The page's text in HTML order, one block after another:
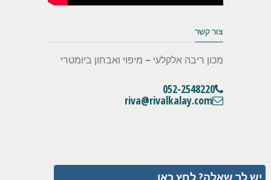
צור קשר
מכון ריבה אלקלעי – מיפוי ואבחון ביומטרי
052-2548220
riva@rivalkalay.com
יש לך שאלה? לחץ כאן